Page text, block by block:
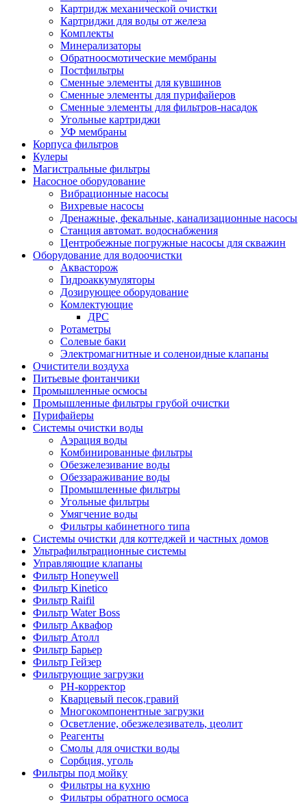
Картридж механической очистки
Картриджи для воды от железа
Комплекты
Минерализаторы
Обратноосмотические мембраны
Постфильтры
Сменные элементы для кувшинов
Сменные элементы для пурифайеров
Сменные элементы для фильтров-насадок
Угольные картриджи
УФ мембраны
Корпуса фильтров
Кулеры
Магистральные фильтры
Насосное оборудование
Вибрационные насосы
Вихревые насосы
Дренажные, фекальные, канализационные насосы
Станция автомат. водоснабжения
Центробежные погружные насосы для скважин
Оборудование для водоочистки
Аквасторож
Гидроаккумуляторы
Дозирующее оборудование
Комлектующие
ДРС
Ротаметры
Солевые баки
Электромагнитные и соленоидные клапаны
Очистители воздуха
Питьевые фонтанчики
Промышленные осмосы
Промышленные фильтры грубой очистки
Пурифайеры
Системы очистки воды
Аэрация воды
Комбинированные фильтры
Обезжелезивание воды
Обеззараживание воды
Промышленные фильтры
Угольные фильтры
Умягчение воды
Фильтры кабинетного типа
Системы очистки для коттеджей и частных домов
Ультрафильтрационные системы
Управляющие клапаны
Фильтр Honeywell
Фильтр Kinetico
Фильтр Raifil
Фильтр Water Boss
Фильтр Аквафор
Фильтр Атолл
Фильтр Барьер
Фильтр Гейзер
Фильтрующие загрузки
PH-корректор
Кварцевый песок,гравий
Многокомпонентные загрузки
Осветление, обезжелезиватель, цеолит
Реагенты
Смолы для очистки воды
Сорбция, уголь
Фильтры под мойку
Фильтры на кухню
Фильтры обратного осмоса